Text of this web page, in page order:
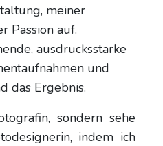
meiner
Passion auf.
ausdrucksstarke
und
das Ergebnis.
sondern sehe
indem ich